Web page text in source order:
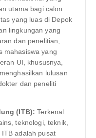
utama bagi calon
yang luas di Depok
lingkungan yang
dan penelitian,
mahasiswa yang
UI, khususnya,
lulusan
dan peneliti
(ITB): Terkenal
teknologi, teknik,
adalah pusat